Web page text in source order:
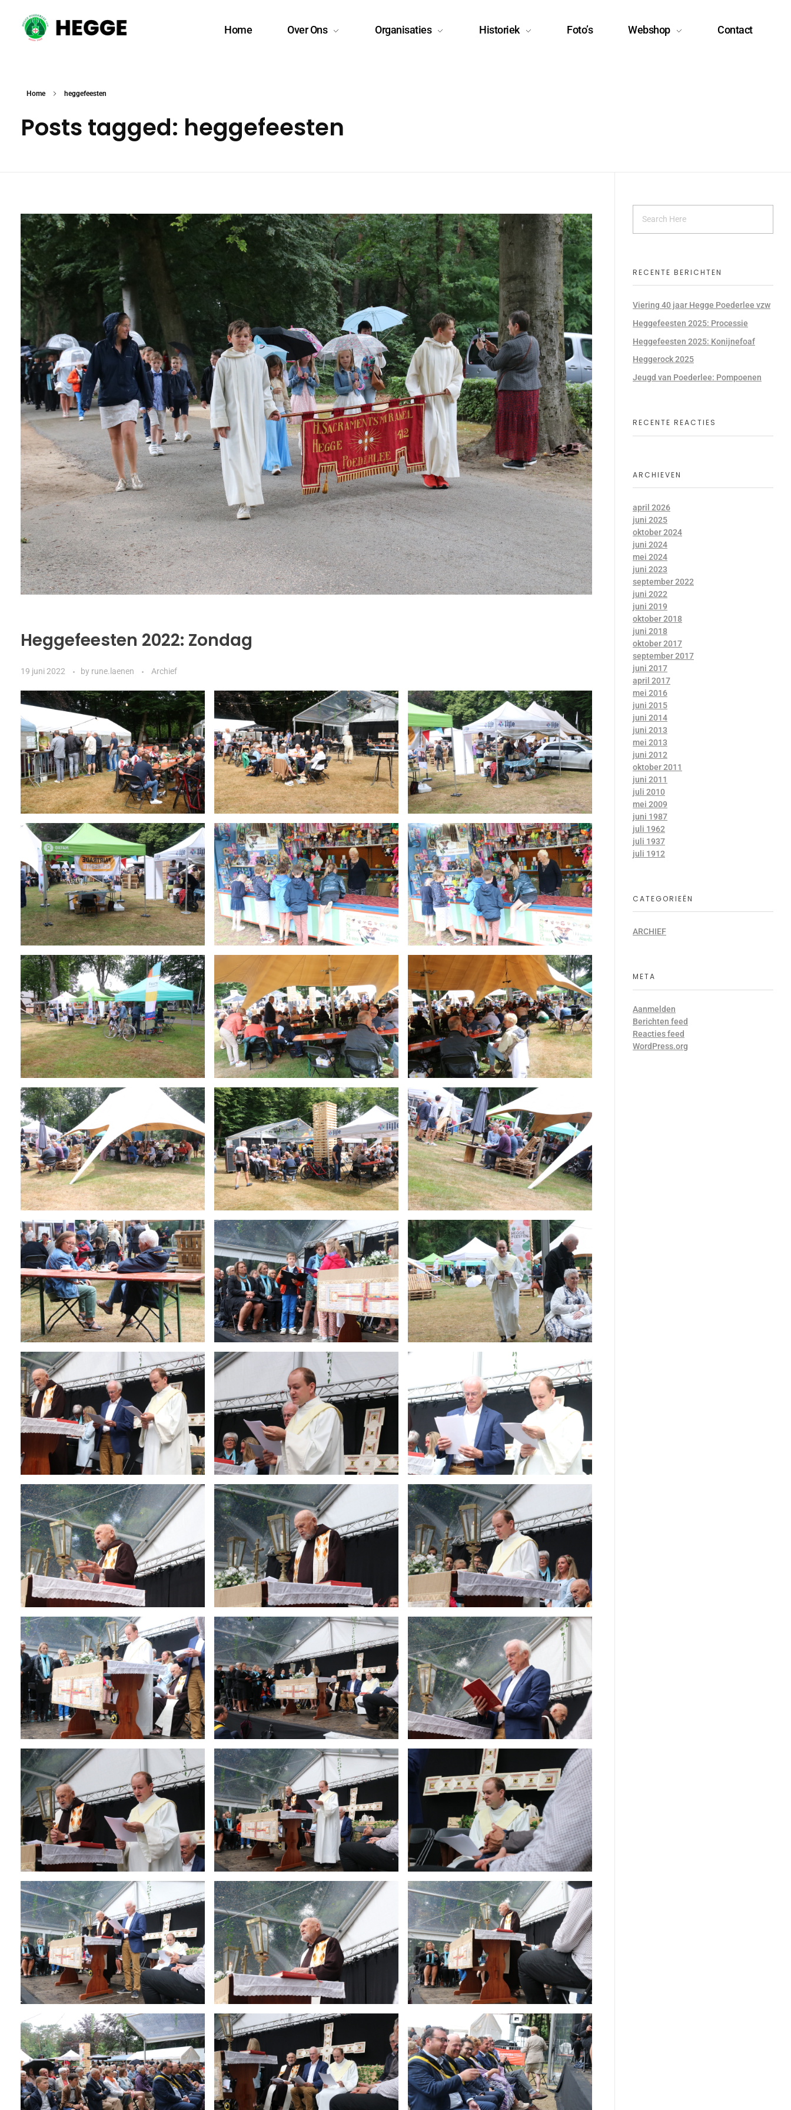
Home Over Ons Organisaties Historiek Foto’s Webshop Contact
Home heggefeesten
Posts tagged: heggefeesten
Heggefeesten 2022: Zondag
19 juni 2022 by rune.laenen Archief
RECENTE BERICHTEN
Viering 40 jaar Hegge Poederlee vzw
Heggefeesten 2025: Processie
Heggefeesten 2025: Konijnefoaf
Heggerock 2025
Jeugd van Poederlee: Pompoenen
RECENTE REACTIES
ARCHIEVEN
april 2026
juni 2025
oktober 2024
juni 2024
mei 2024
juni 2023
september 2022
juni 2022
juni 2019
oktober 2018
juni 2018
oktober 2017
september 2017
juni 2017
april 2017
mei 2016
juni 2015
juni 2014
juni 2013
mei 2013
juni 2012
oktober 2011
juni 2011
juli 2010
mei 2009
juni 1987
juli 1962
juli 1937
juli 1912
CATEGORIEËN
ARCHIEF
META
Aanmelden
Berichten feed
Reacties feed
WordPress.org